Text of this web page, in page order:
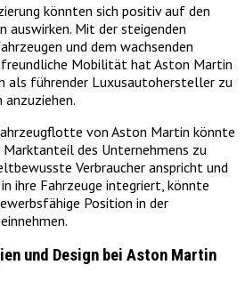
könnten sich positiv auf den
auswirken. Mit der steigenden
und dem wachsenden
Mobilität hat Aston Martin
als führender Luxusautohersteller zu
anzuziehen.
von Aston Martin könnte
Marktanteil des Unternehmens zu
Verbraucher anspricht und
ihre Fahrzeuge integriert, könnte
Position in der
und Design bei Aston Martin